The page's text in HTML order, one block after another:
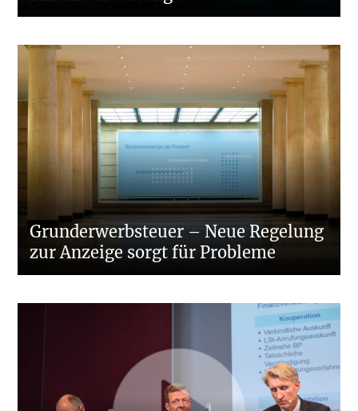
Grunderwerbsteuer – Neue Regelung
zur Anzeige sorgt für Probleme